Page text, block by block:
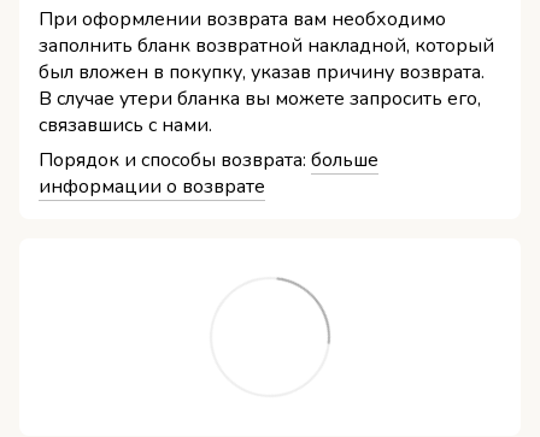
При оформлении возврата вам необходимо
заполнить бланк возвратной накладной, который
был вложен в покупку, указав причину возврата.
В случае утери бланка вы можете запросить его,
связавшись с нами.
Порядок и способы возврата: больше
информации о возврате